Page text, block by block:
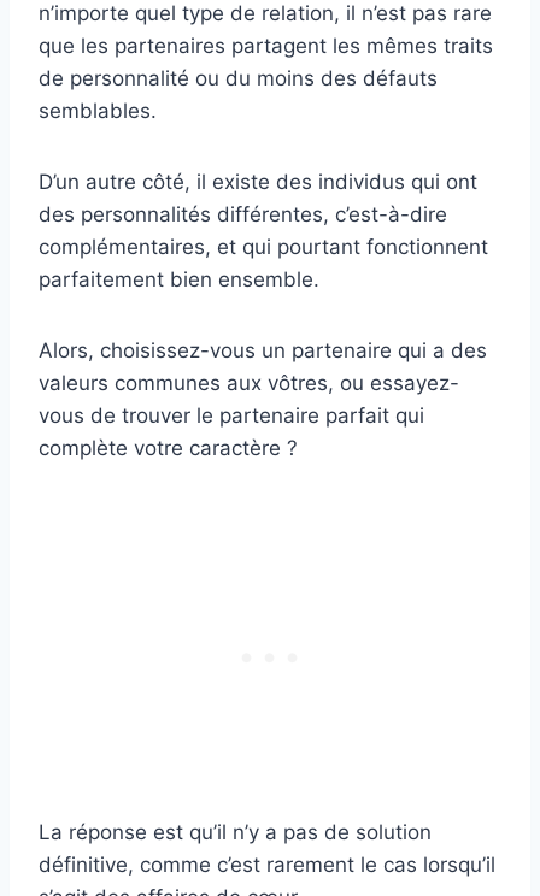
n’importe quel type de relation, il n’est pas rare
que les partenaires partagent les mêmes traits
de personnalité ou du moins des défauts
semblables.
D’un autre côté, il existe des individus qui ont
des personnalités différentes, c’est-à-dire
complémentaires, et qui pourtant fonctionnent
parfaitement bien ensemble.
Alors, choisissez-vous un partenaire qui a des
valeurs communes aux vôtres, ou essayez-
vous de trouver le partenaire parfait qui
complète votre caractère ?
La réponse est qu’il n’y a pas de solution
définitive, comme c’est rarement le cas lorsqu’il